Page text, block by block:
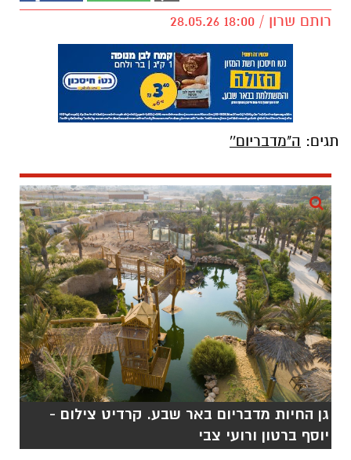
רותם שרון / 18:00 28.05.26
תגים: ה"מדבריום''
גן החיות מדבריום באר שבע. קרדיט צילום -
יוסף ברטון ורועי צבי